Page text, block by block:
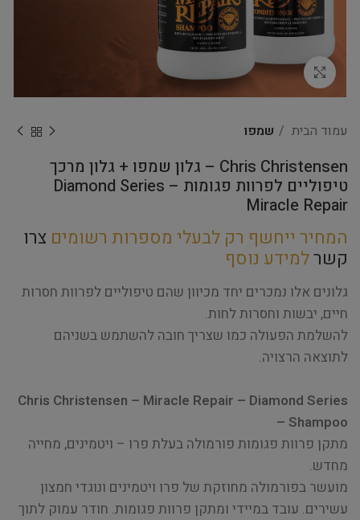
Click to enlarge
עמוד הבית שמפו
Chris Christensen – גלון שמפו + גלון מרכך
טיפוליים לפרוות פגומות Diamond Series –
Miracle Repair
המחיר ייחשף רק לבעלי מספרות רשומים צרו
קשרלמידע נוסף
גלונים אלו נמכרים יחד מכיוון שהם טיפוליים לפרוות חסרות
חיים, יבשות וחסרות לחות.
להשלמת הפעולה כמו שצריך חובה להשתמש בשניהם
לתוצאה הרצויה.
Chris Christensen – Miracle Repair – Diamond Series
– Shampoo
מתקן פרוות פגומות פורמולה בעלת פרו – ויטמינים, מחייה
מחדש.
מועשר בפורמולה מחוזקת של פרו ויטמינים ונוגדי חמצון
עשירים. עובד במיידי ומתקן פרוות פגומות. חודר עמוק לתוך